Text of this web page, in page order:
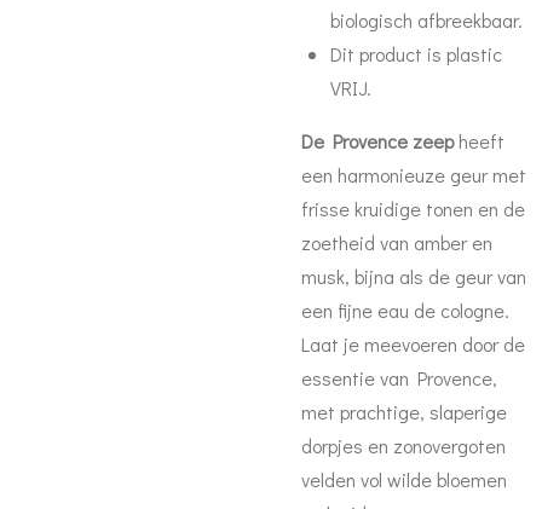
biologisch afbreekbaar.
Dit product is plastic
VRIJ.
De Provence zeepheeft
een harmonieuze geur met
frisse kruidige tonen en de
zoetheid van amber en
musk, bijna als de geur van
een fijne eau de cologne.
Laat je meevoeren door de
essentie van Provence,
met prachtige, slaperige
dorpjes en zonovergoten
velden vol wilde bloemen